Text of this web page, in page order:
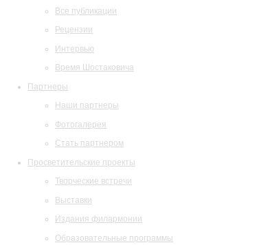
Все публикации
Рецензии
Интервью
Время Шостаковича
Партнеры
Наши партнеры
Фотогалерея
Стать партнером
Просветительские проекты
Творческие встречи
Выставки
Издания филармонии
Образовательные программы